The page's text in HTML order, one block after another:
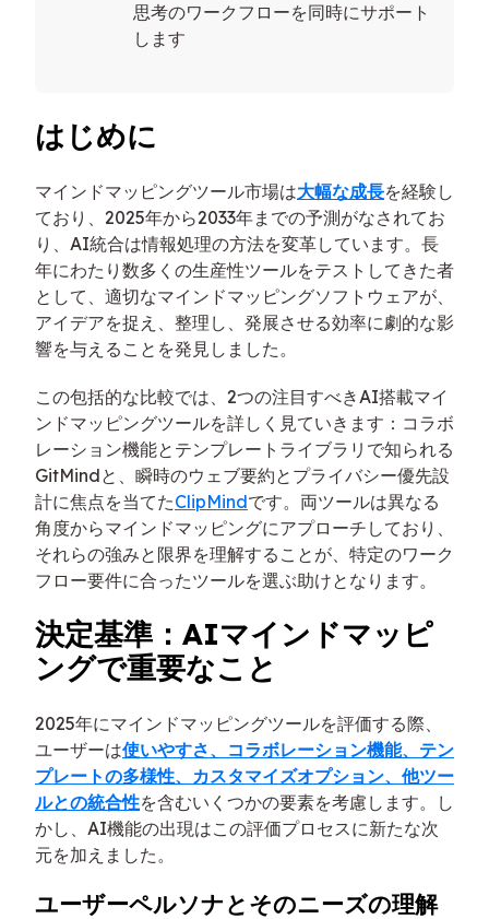
思考のワークフローを同時にサポート
します
はじめに
マインドマッピングツール市場は大幅な成長を経験し
ており、2025年から2033年までの予測がなされてお
り、AI統合は情報処理の方法を変革しています。長
年にわたり数多くの生産性ツールをテストしてきた者
として、適切なマインドマッピングソフトウェアが、
アイデアを捉え、整理し、発展させる効率に劇的な影
響を与えることを発見しました。
この包括的な比較では、2つの注目すべきAI搭載マイ
ンドマッピングツールを詳しく見ていきます：コラボ
レーション機能とテンプレートライブラリで知られる
GitMindと、瞬時のウェブ要約とプライバシー優先設
計に焦点を当てたClipMindです。両ツールは異なる
角度からマインドマッピングにアプローチしており、
それらの強みと限界を理解することが、特定のワーク
フロー要件に合ったツールを選ぶ助けとなります。
決定基準：AIマインドマッピ
ングで重要なこと
2025年にマインドマッピングツールを評価する際、
ユーザーは使いやすさ、コラボレーション機能、テン
プレートの多様性、カスタマイズオプション、他ツー
ルとの統合性を含むいくつかの要素を考慮します。し
かし、AI機能の出現はこの評価プロセスに新たな次
元を加えました。
ユーザーペルソナとそのニーズの理解